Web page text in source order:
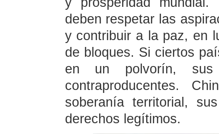
deben respetar las
y contribuir a la paz, en
de bloques. Si ciertos
en un polvorín, sus
contraproducentes.
soberanía territorial,
derechos legítimos.